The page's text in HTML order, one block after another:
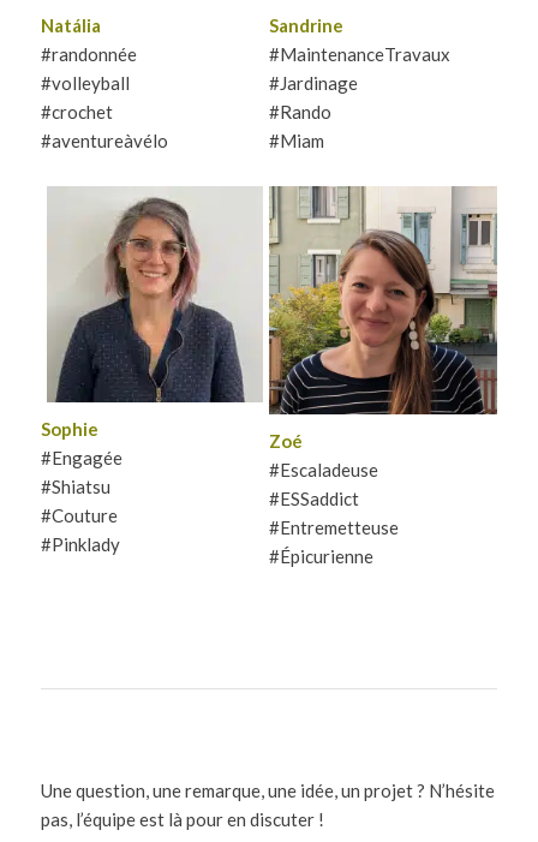
Natália
#randonnée
#volleyball
#crochet
#aventureàvélo
Sandrine
#MaintenanceTravaux
#Jardinage
#Rando
#Miam
Sudiste exilée dans le Vexin,
Sophie aime la couture, la
rando et s’engage pour la
transition écologique et
sociale. Où la trouver ? En
balade avec son chien, à vélo
sur les bords de l’Oise, et à la
Cordée, prête à t’accueillir
chaleureusement !
Sophie
#Engagée
#Shiatsu
#Couture
#Pinklady
Curieuse, joyeuse et
attentionnée, tu peux
compter sur Zoé pour
t’écouter, t’aiguiller et te
mettre en lien. Elle sera
heureuse de t’accompagner
pour tes recherches,
questionnements &
projets… surtout si c’est
engagé ! 🤩
Zoé
#Escaladeuse
#ESSaddict
#Entremetteuse
#Épicurienne
Une question, une remarque, une idée, un projet ? N’hésite
pas, l’équipe est là pour en discuter !